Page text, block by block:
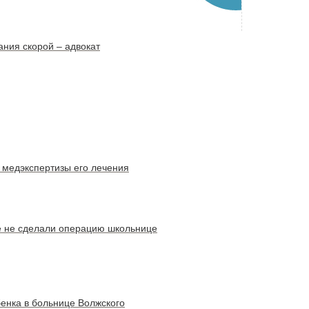
скорой – адвокат
его лечения
не сделали операцию школьнице
в больнице Волжского